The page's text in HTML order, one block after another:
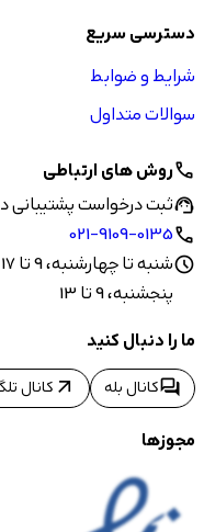
دسترسی سریع
شرایط و ضوابط
سوالات متداول
callروش های ارتباطی
support_agentثبت درخواست پشتیبانی
call
021-9109-0135
scheduleشنبه تا چهارشنبه، 9 تا 17
پنجشنبه، 9 تا 13
ما را دنبال کنید
forumکانال بله arrow_outward کانال
مجوزها